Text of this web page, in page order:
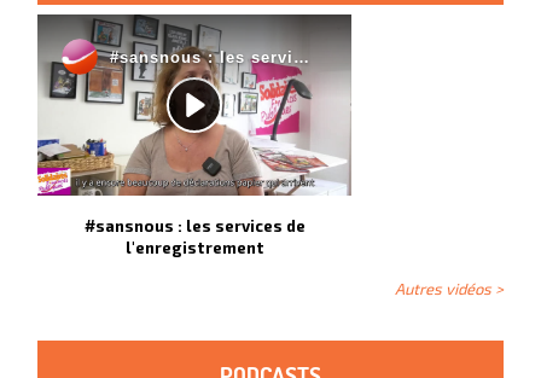
#sansnous : les services de
l'enregistrement
Autres vidéos >